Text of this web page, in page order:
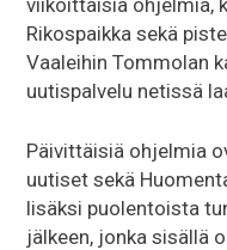
viikoittaisia ohjelmia,
Rikospaikka sekä
Vaaleihin Tommolan
uutispalvelu netissä
Päivittäisiä ohjelmia
uutiset sekä
lisäksi puolentoista
jälkeen, jonka sisällä